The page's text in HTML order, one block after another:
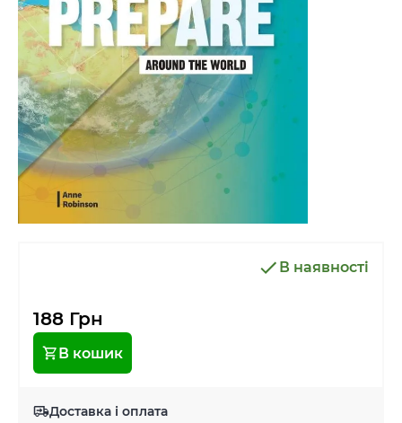
В наявності
188 Грн
В кошик
Доставка і оплата